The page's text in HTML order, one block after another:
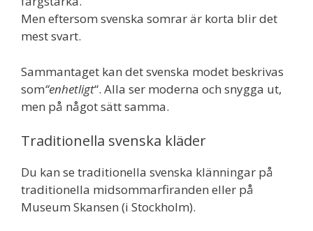
Men eftersom svenska somrar är korta blir det
mest svart.
Sammantaget kan det svenska modet beskrivas
som“enhetligt“. Alla ser moderna och snygga ut,
men på något sätt samma.
Traditionella svenska kläder
Du kan se traditionella svenska klänningar på
traditionella midsommarfiranden eller på
Museum Skansen (i Stockholm).